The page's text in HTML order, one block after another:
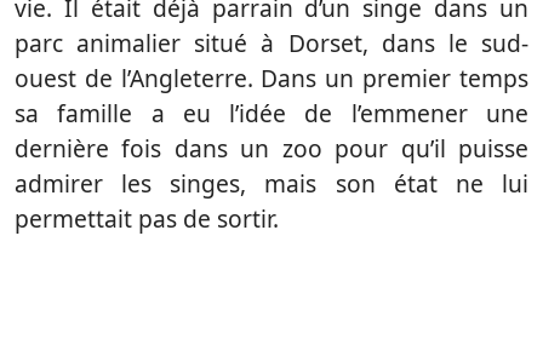
vie. Il était déjà parrain d’un singe dans un
parc animalier situé à Dorset, dans le sud-
ouest de l’Angleterre. Dans un premier temps
sa famille a eu l’idée de l’emmener une
dernière fois dans un zoo pour qu’il puisse
admirer les singes, mais son état ne lui
permettait pas de sortir.